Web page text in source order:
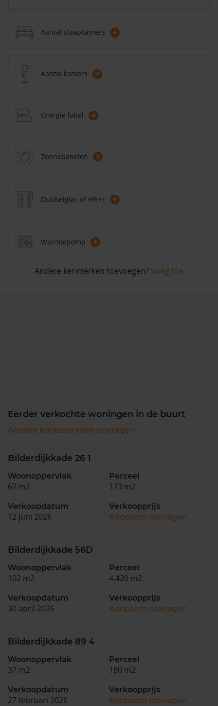
Aantal slaapkamers +
Aantal kamers +
Energie label +
Zonnepanelen +
Dubbelglas of HR++ +
Warmtepomp +
Andere kenmerken toevoegen? Voeg toe
Eerder verkochte woningen in de buurt
Andere koopsommen opvragen
Bilderdijkkade 26 1
Woonoppervlak
67 m2
Perceel
173 m2
Verkoopdatum
12 juni 2026
Verkoopprijs
Koopsom opvragen
Bilderdijkkade 56D
Woonoppervlak
102 m2
Perceel
4.420 m2
Verkoopdatum
30 april 2026
Verkoopprijs
Koopsom opvragen
Bilderdijkkade 89 4
Woonoppervlak
37 m2
Perceel
180 m2
Verkoopdatum
27 februari 2026
Verkoopprijs
Koopsom opvragen